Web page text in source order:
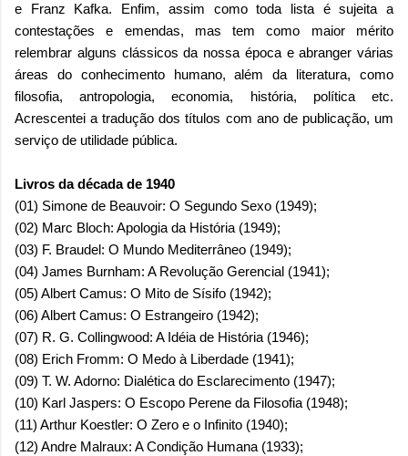
e Franz Kafka. Enfim, assim como toda lista é sujeita a
contestações e emendas, mas tem como maior mérito
relembrar alguns clássicos da nossa época e abranger várias
áreas do conhecimento humano, além da literatura, como
filosofia, antropologia, economia, história, política etc.
Acrescentei a tradução dos títulos com ano de publicação, um
serviço de utilidade pública.
Livros da década de 1940
(01) Simone de Beauvoir: O Segundo Sexo (1949);
(02) Marc Bloch: Apologia da História (1949);
(03) F. Braudel: O Mundo Mediterrâneo (1949);
(04) James Burnham: A Revolução Gerencial (1941);
(05) Albert Camus: O Mito de Sísifo (1942);
(06) Albert Camus: O Estrangeiro (1942);
(07) R. G. Collingwood: A Idéia de História (1946);
(08) Erich Fromm: O Medo à Liberdade (1941);
(09) T. W. Adorno: Dialética do Esclarecimento (1947);
(10) Karl Jaspers: O Escopo Perene da Filosofia (1948);
(11) Arthur Koestler: O Zero e o Infinito (1940);
(12) Andre Malraux: A Condição Humana (1933);